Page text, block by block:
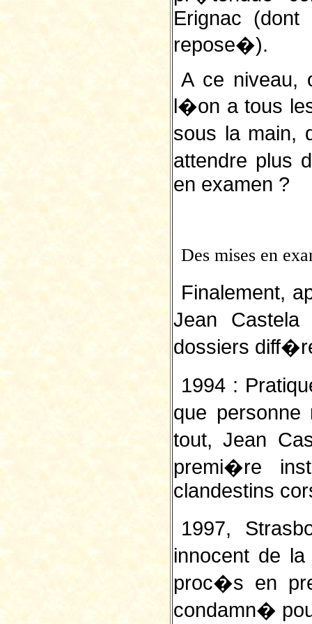
Erignac
repose�).
A ce niveau,
l�on a tous
sous la main,
attendre plus
en examen ?
Des mises en
Finalement,
Jean
dossiers
1994 :
que
tout, Jean
premi�re
clandestins
1997,
innocent de
proc�s en
condamn�